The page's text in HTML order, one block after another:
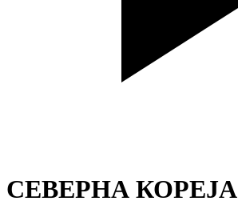
СЕВЕРНА КОРЕЈА